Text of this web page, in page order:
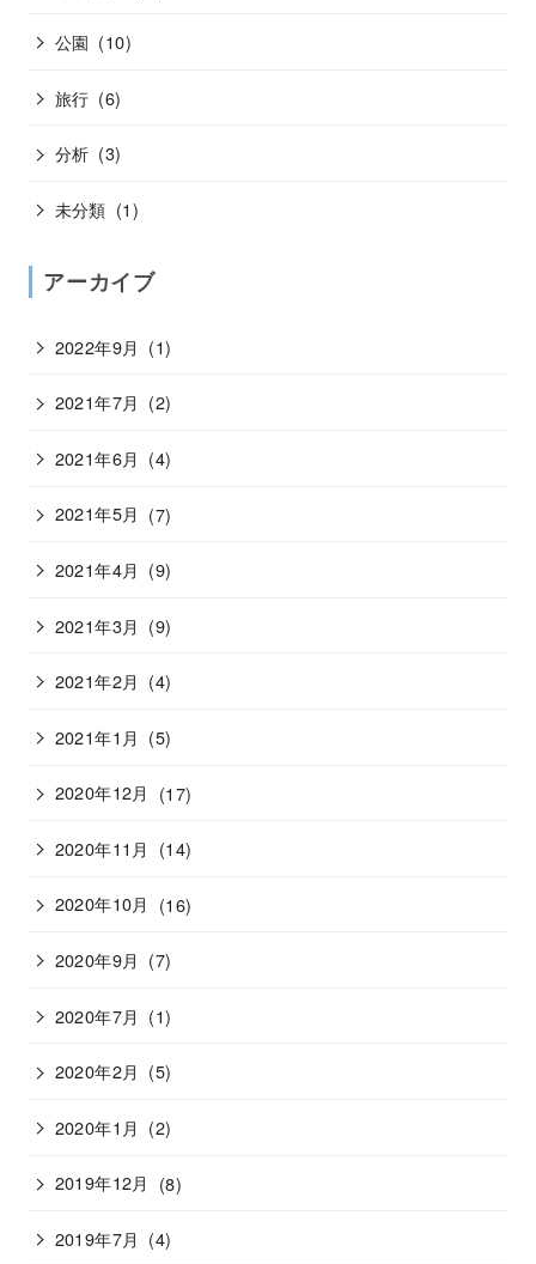
公園 (10)
旅行 (6)
分析 (3)
未分類 (1)
アーカイブ
2022年9月 (1)
2021年7月 (2)
2021年6月 (4)
2021年5月 (7)
2021年4月 (9)
2021年3月 (9)
2021年2月 (4)
2021年1月 (5)
2020年12月 (17)
2020年11月 (14)
2020年10月 (16)
2020年9月 (7)
2020年7月 (1)
2020年2月 (5)
2020年1月 (2)
2019年12月 (8)
2019年7月 (4)